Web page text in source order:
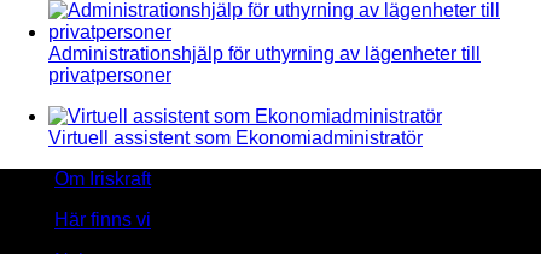
Administrationshjälp för uthyrning av lägenheter till
privatpersoner
Virtuell assistent som Ekonomiadministratör
Om Iriskraft
Här finns vi